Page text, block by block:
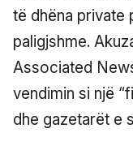
të dhëna private
paligjshme.
Associated
vendimin si një
dhe gazetarët e